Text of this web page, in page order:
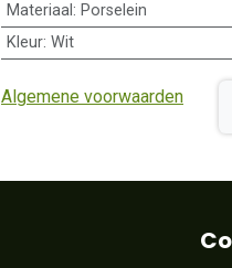
Materiaal : Porselein
Kleur: Wit
Algemene voorwaarden